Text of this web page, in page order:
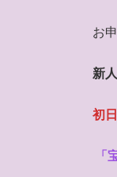
お
新
初日
「